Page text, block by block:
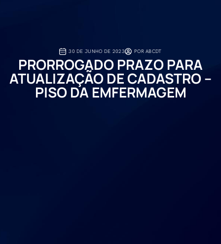
30 DE JUNHO DE 2023 PORABCDT
PRORROGADO PRAZO PARA
ATUALIZAÇÃO DE CADASTRO –
PISO DA EMFERMAGEM